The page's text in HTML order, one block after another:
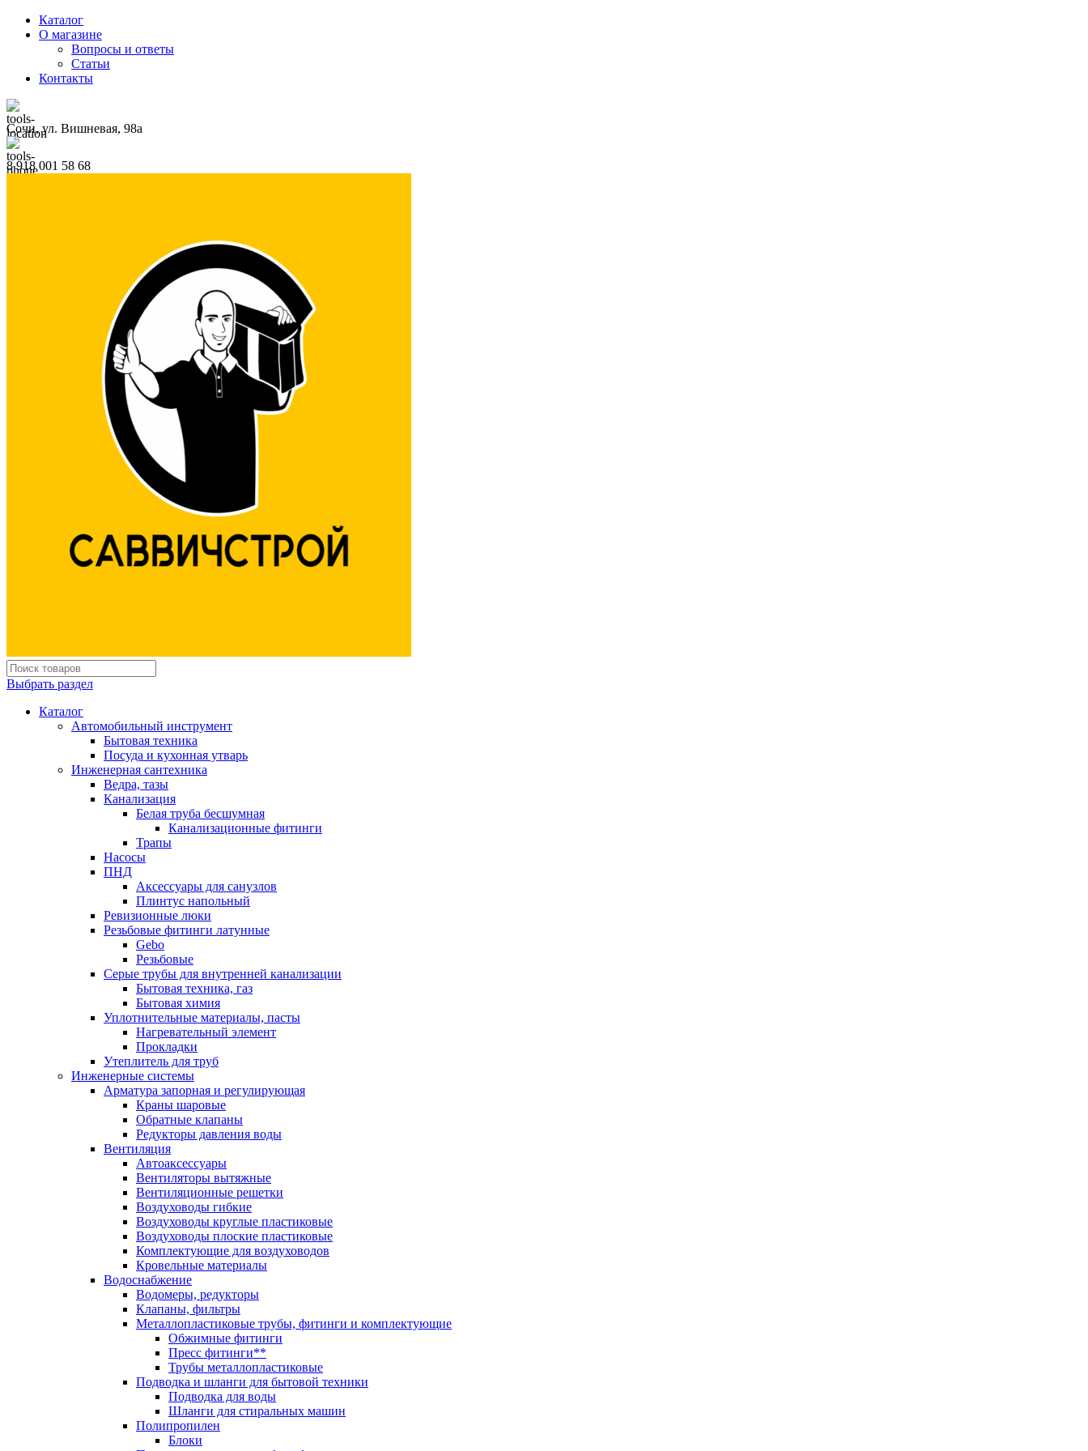
Каталог
О магазине
Вопросы и ответы
Статьи
Контакты
Сочи, ул. Вишневая, 98а
8 918 001 58 68
Выбрать раздел
Каталог
Автомобильный инструмент
Бытовая техника
Посуда и кухонная утварь
Инженерная сантехника
Ведра, тазы
Канализация
Белая труба бесшумная
Канализационные фитинги
Трапы
Насосы
ПНД
Аксессуары для санузлов
Плинтус напольный
Ревизионные люки
Резьбовые фитинги латунные
Gebo
Резьбовые
Серые трубы для внутренней канализации
Бытовая техника, газ
Бытовая химия
Уплотнительные материалы, пасты
Нагревательный элемент
Прокладки
Утеплитель для труб
Инженерные системы
Арматура запорная и регулирующая
Краны шаровые
Обратные клапаны
Редукторы давления воды
Вентиляция
Автоаксессуары
Вентиляторы вытяжные
Вентиляционные решетки
Воздуховоды гибкие
Воздуховоды круглые пластиковые
Воздуховоды плоские пластиковые
Комплектующие для воздуховодов
Кровельные материалы
Водоснабжение
Водомеры, редукторы
Клапаны, фильтры
Металлопластиковые трубы, фитинги и комплектующие
Обжимные фитинги
Пресс фитинги**
Трубы металлопластиковые
Подводка и шланги для бытовой техники
Подводка для воды
Шланги для стиральных машин
Полипропилен
Блоки